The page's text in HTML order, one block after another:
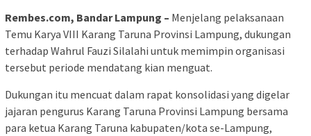
Rembes.com, Bandar Lampung – Menjelang pelaksanaan
Temu Karya VIII Karang Taruna Provinsi Lampung, dukungan
terhadap Wahrul Fauzi Silalahi untuk memimpin organisasi
tersebut periode mendatang kian menguat.
Dukungan itu mencuat dalam rapat konsolidasi yang digelar
jajaran pengurus Karang Taruna Provinsi Lampung bersama
para ketua Karang Taruna kabupaten/kota se-Lampung,